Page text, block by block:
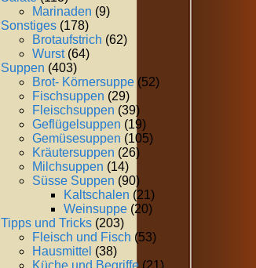
Marinaden (9)
Sonstiges (178)
Brotaufstrich (62)
Wurst(64)
Suppen (403)
Brot- Körnersuppe (52)
Fischsuppen (29)
Fleischsuppen (39)
Geflügelsuppen (19)
Gemüsesuppen (105)
Kräutersuppen (26)
Milchsuppen (14)
Süsse Suppen (90)
Kaltschalen (21)
Weinsuppe (20)
Tipps und Tricks (203)
Fleisch und Fisch (53)
Hausmittel (38)